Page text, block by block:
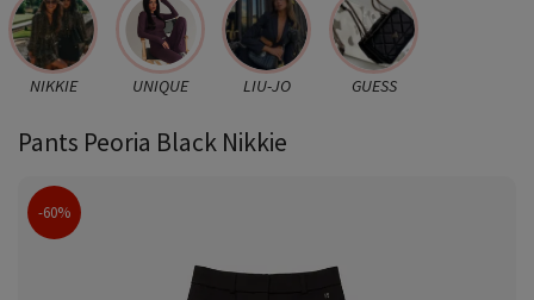
NIKKIE UNIQUE LIU-JO GUESS
Pants Peoria Black Nikkie
-60%